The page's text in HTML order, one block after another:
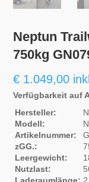
Neptun
750kg
€ 1.049,00
Verfügbarkeit auf
Hersteller:
Modell:
Artikelnummer:
zGG.:
Leergewicht:
Nutzlast: